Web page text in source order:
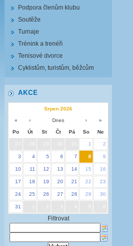
Podpora členům klubu
Soutěže
Turnaje
Trénink a trenéři
Tenisové dvorce
Cyklistům, turistům, běžcům
AKCE
Srpen 2026
« ‹ Dnes › »
Po Út St Čt Pá So Ne
27 29 30 31 1 2
3 4 5 6 7 8 9
10 11 12 13 14 15 16
17 18 19 20 21 22 23
24 25 26 27 28 29 30
31 3 5
Filtrovat